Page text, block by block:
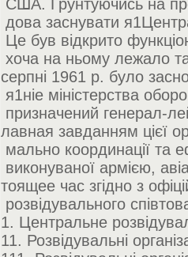
США. Грунтуючись на
дова заснувати
Це був відкрито
хоча на ньому лежало
серпні 1961 р. було
я1ніе міністерства
призначений генерал-
лавная завданням цієї
мально координації та
виконуваної армією,
тоящее час згідно з
розвідувального
1. Центральне
11. Розвідувальні